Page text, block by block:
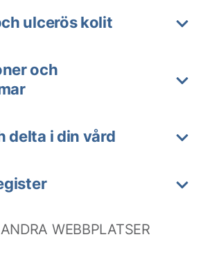
ulcerös kolit
och
delta i din vård
WEBBPLATSER